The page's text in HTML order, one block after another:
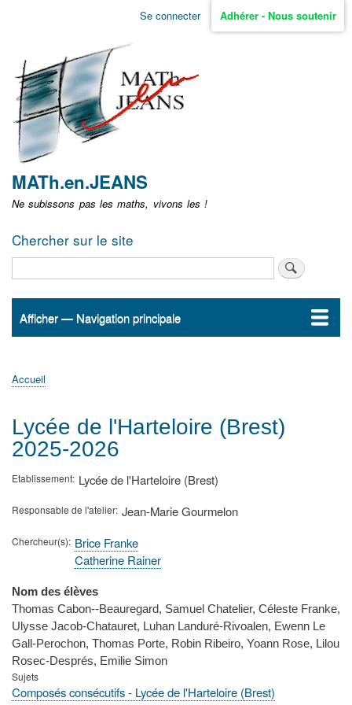
Aller
non
identifié
Se connecter Adhérer - Nous soutenir
MATh.en.JEANS
Ne subissons pas les maths, vivons les !
Chercher sur le site
Navigation
Afficher — Navigation principale
Accueil
ActualitésMATh.en.JEANS ?
Régions et Ateliers
Créer, gérer un atelier
Sujets/Publications
Congrès
d'Ariane
Accueil
Lycée de l'Harteloire (Brest)
2025-2026
Etablissement Lycée de l'Harteloire (Brest)
Responsable de l'atelier Jean-Marie Gourmelon
Chercheur(s) Brice Franke
Catherine Rainer
Nom des élèves
Thomas Cabon--Beauregard, Samuel Chatelier, Céleste Franke,
Ulysse Jacob-Chatauret, Luhan Landuré-Rivoalen, Ewenn Le
Gall-Perochon, Thomas Porte, Robin Ribeiro, Yoann Rose, Lilou
Rosec-Després, Emilie Simon
Sujets
Composés consécutifs - Lycée de l'Harteloire (Brest)